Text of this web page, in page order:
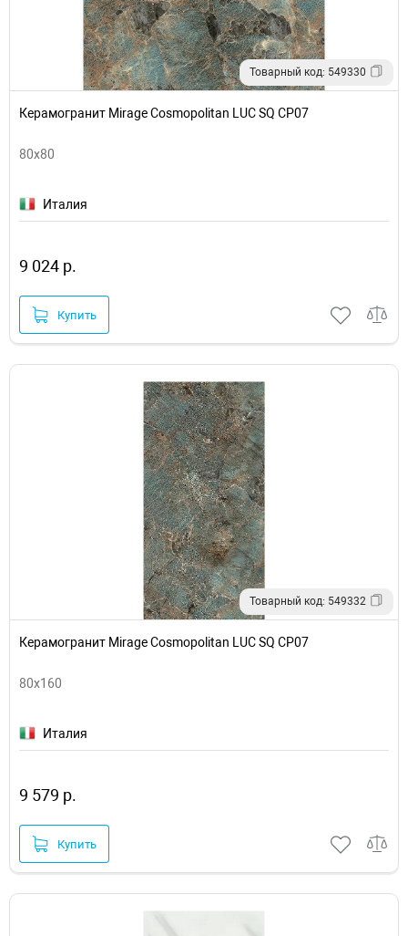
Товарный код: 549330
Керамогранит Mirage Cosmopolitan LUC SQ CP07
80x80
Италия
9 024 р.
Купить
Товарный код: 549332
Керамогранит Mirage Cosmopolitan LUC SQ CP07
80х160
Италия
9 579 р.
Купить